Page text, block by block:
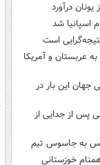
درآورد
اسپانیا شد
است
عربستان و آمریکا
این بار در
پس از جدایی از
به جاسوس تیم
خوزستانی